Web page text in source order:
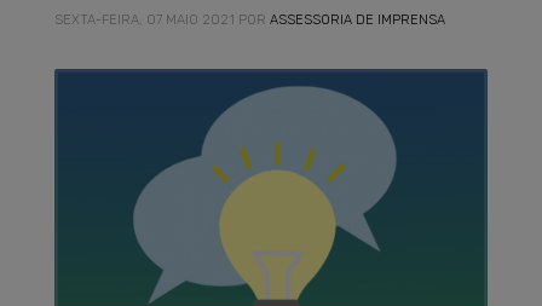
SEXTA-FEIRA, 07 MAIO 2021 POR ASSESSORIA DE IMPRENSA